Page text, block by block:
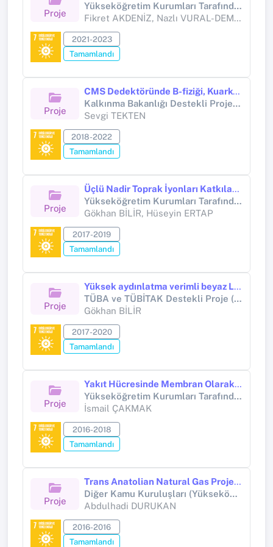
Proje
Yükseköğretim Kurumları Tarafından Destekli Bilimsel Araştırma Projesi (Yükseköğretim Kurumları tarafından destekli bilimsel araştırma projesi)
Fikret AKDENİZ, Nazlı VURAL-DEMİREL
2021-2023
Tamamlandı
Proje
CMS Dedektöründe B-fiziği, Kuark-Gluon Jet Ayrımı ve Faz 2 Güncelleme Çalışmaları
Kalkınma Bakanlığı Destekli Proje (Kalkınma Bakanlığı)
Sevgi TEKTEN
2018-2022
Tamamlandı
Proje
Üçlü Nadir Toprak İyonları Katkılandırılmış Tellürit Tabanlı Optik Camlarının Sentezi ve Üst Enerji Dönüşümü Yoluyla Beyaz Işık Üretimi
Yükseköğretim Kurumları Tarafından Destekli Bilimsel Araştırma Projesi (Yükseköğretim Kurumları tarafından destekli bilimsel araştırma projesi)
Gökhan BİLİR, Hüseyin ERTAP
2017-2019
Tamamlandı
Proje
Yüksek aydınlatma verimli beyaz LED eldesi amacıyla kuantum nokta ve nadir toprak elementi ikili katkısının tellürit nanokompozit camların ışıma ve renk özelliklerine etkisinin incelenmesi
TÜBA ve TÜBİTAK Destekli Proje (Tübitak 3501)
Gökhan BİLİR
2017-2020
Tamamlandı
Proje
Yakıt Hücresinde Membran Olarak Kullanılabilme Potansiyeline Sahip Polimerlerin Sentezi
Yükseköğretim Kurumları Tarafından Destekli Bilimsel Araştırma Projesi (Yükseköğretim Kurumları tarafından destekli bilimsel araştırma projesi)
İsmail ÇAKMAK
2016-2018
Tamamlandı
Proje
Trans Anatolian Natural Gas Project-2016
Diğer Kamu Kuruluşları (Yükseköğretim Kurumları Hariç) (Diğer kamu kuruluşları (Yükseköğretim Kurumları hariç))
Abdulhadi DURUKAN
2016-2016
Tamamlandı